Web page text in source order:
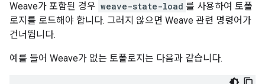
Weave가 포함된 경우 weave-state-load 를 사용하여 토폴
로지를 로드해야 합니다. 그러지 않으면 Weave 관련 명령어가
건너뜁니다.
예를 들어 Weave가 없는 토폴로지는 다음과 같습니다.